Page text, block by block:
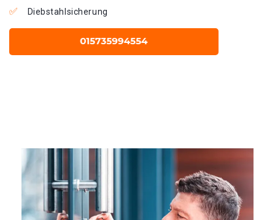
Diebstahlsicherung